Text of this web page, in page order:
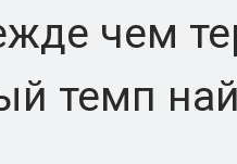
чем
темп